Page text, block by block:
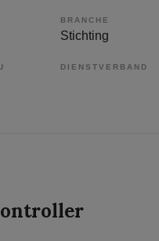
BRANCHE
Stichting
DIENSTVERBAND